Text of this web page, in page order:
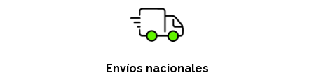
Envíos nacionales